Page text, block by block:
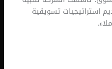
تسويقية